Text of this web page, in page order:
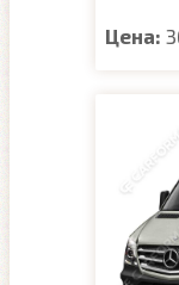
Цена: